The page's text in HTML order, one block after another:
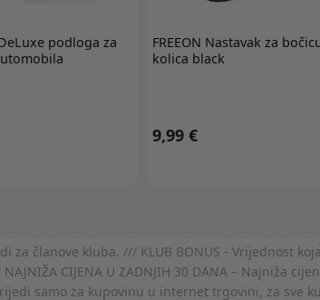
podloga za
FREEON Nastavak za
kolica black
9,99 €
za članove kluba. /// KLUB BONUS - Vrijednost
CIJENA U ZADNJIH 30 DANA – Najniža
samo za kupovinu u internet trgovini, za